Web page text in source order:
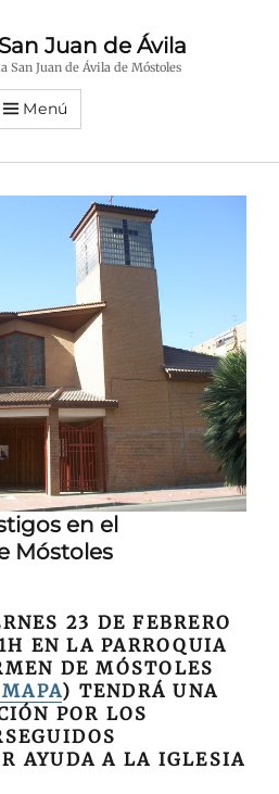
Juan de Ávila
San Juan de Ávila de Móstoles
Menú
en el
Móstoles
23 DE FEBRERO
EN LA PARROQUIA
DE MÓSTOLES
) TENDRÁ UNA
POR LOS
AYUDA A LA IGLESIA